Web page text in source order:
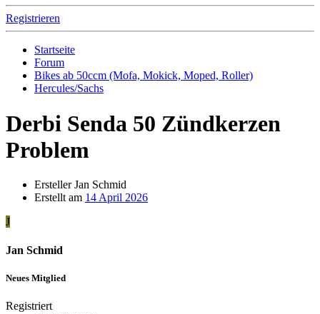
Registrieren
Startseite
Forum
Bikes ab 50ccm (Mofa, Mokick, Moped, Roller)
Hercules/Sachs
Derbi Senda 50 Zündkerzen
Problem
ErstellerJan Schmid
Erstellt am 14 April 2026
J
Jan Schmid
Neues Mitglied
Registriert